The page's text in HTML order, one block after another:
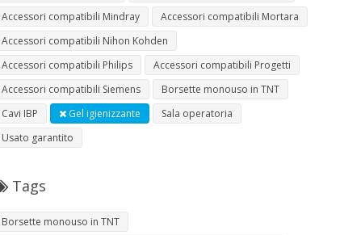
Accessori compatibili Mindray
Accessori compatibili Mortara
Accessori compatibili Nihon Kohden
Accessori compatibili Philips
Accessori compatibili Progetti
Accessori compatibili Siemens
Borsette monouso in TNT
Cavi IBP
Gel igienizzante
Sala operatoria
Usato garantito
Tags
Borsette monouso in TNT